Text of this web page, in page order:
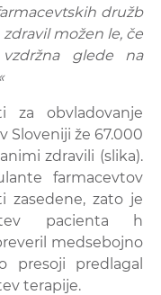
družb
možen le, če
glede na
za obvladovanje
Sloveniji že 67.000
zdravili (slika).
farmacevtov
zasedene, zato je
pacienta h
medsebojno
presoji predlagal
terapije.